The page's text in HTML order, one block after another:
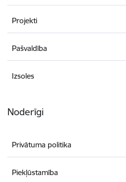
Projekti
Pašvaldība
Izsoles
Noderīgi
Privātuma politika
Piekļūstamība